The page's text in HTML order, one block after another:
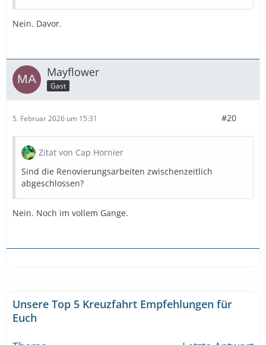
Nein. Davor.
Mayflower
Gast
5. Februar 2026 um 15:31 #20
Zitat von Cap Hornier
Sind die Renovierungsarbeiten zwischenzeitlich
abgeschlossen?
Nein. Noch im vollem Gange.
Unsere Top 5 Kreuzfahrt Empfehlungen für
Euch